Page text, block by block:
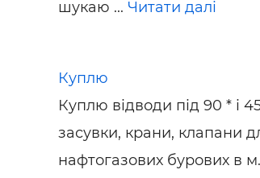
шукаю ... Читати далі
Куплю
Куплю відводи під 90 * і 45
засувки, крани, клапани
нафтогазових бурових в